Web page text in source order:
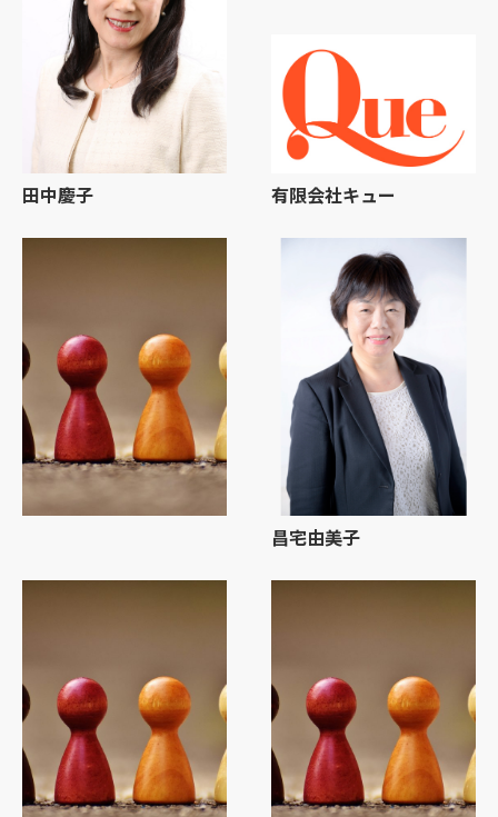
田中慶子 有限会社キュー
昌宅由美子